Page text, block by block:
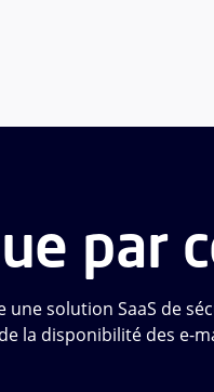
par
une solution SaaS de
la disponibilité des e-